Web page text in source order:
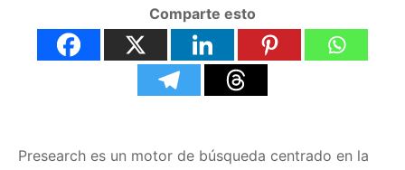
Comparte esto
Presearch es un motor de búsqueda centrado en la